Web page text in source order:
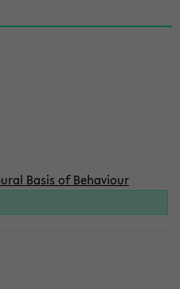
Basis of Behaviour